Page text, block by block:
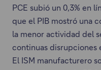
PCE subió un 0,3% en
que el PIB mostró una
la menor actividad del
continuas disrupciones
El ISM manufacturero